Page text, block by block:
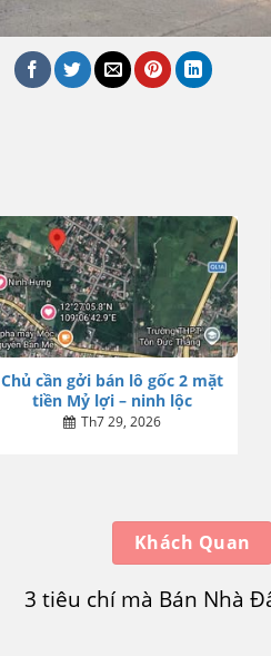
Chủ cần gởi bán lô gốc 2 mặt
tiền Mỷ lợi – ninh lộc
Th7 29, 2026
Khách Quan
3 tiêu chí mà Bán Nhà